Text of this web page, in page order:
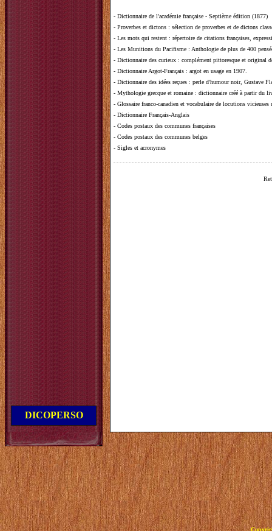
DICOPERSO
- Dictionnaire de l'académie française - Septième édition (1877)
- Proverbes et dictons : sélection de proverbes et de dictons
- Les mots qui restent : répertoire de citations françaises,
- Les Munitions du Pacifisme : Anthologie de plus de 400
- Dictionnaire des curieux : complément pittoresque et original
- Dictionnaire Argot-Français : argot en usage en 1907.
- Dictionnaire des idées reçues : perle d'humour noir, Gustave
- Mythologie grecque et romaine : dictionnaire créé à partir du
- Glossaire franco-canadien et vocabulaire de locutions vicieuses
- Dictionnaire Français-Anglais
- Codes postaux des communes françaises
- Codes postaux des communes belges
- Sigles et acronymes